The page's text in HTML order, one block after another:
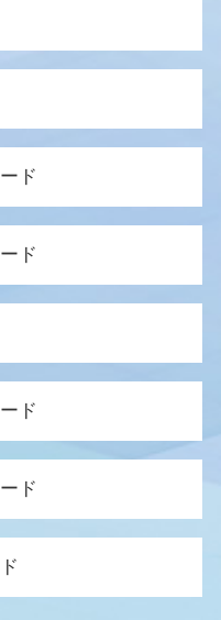
ド
ド
ト
ド
ド